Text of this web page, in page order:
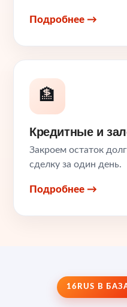
Подробнее →
🏦
Кредитные и
Закроем остаток
сделку за один день.
Подробнее →
16RUS В